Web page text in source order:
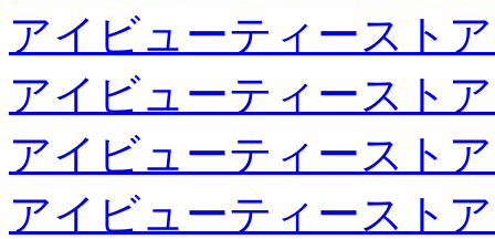
アイビューティースト
アイビューティースト
アイビューティースト
アイビューティースト